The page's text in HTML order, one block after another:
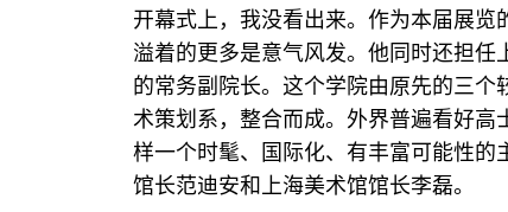
开幕式上，我没看出来。作为本届展览
溢着的更多是意气风发。他同时还担
的常务副院长。这个学院由原先的三个
术策划系，整合而成。外界普遍看好高
样一个时髦、国际化、有丰富可能性
馆长范迪安和上海美术馆馆长李磊。